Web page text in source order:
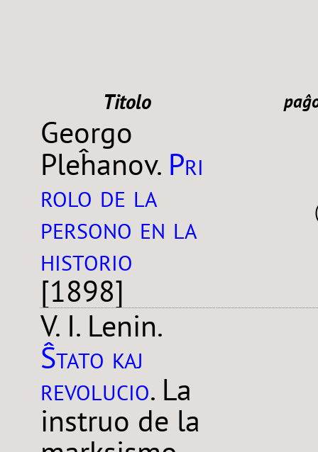
Titolo
Georgo
Pleĥanov. Pri
rolo de la
persono en la
historio
[1898]
V. I. Lenin.
Ŝtato kaj
revolucio. La
instruo de la